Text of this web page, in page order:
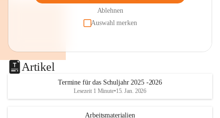
Ablehnen
Auswahl merken
Artikel
Termine für das Schuljahr 2025 -2026
Lesezeit 1 Minute•15. Jan. 2026
Arbeitsmaterialien